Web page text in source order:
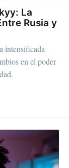
La
Rusia y
intensificada
en el poder